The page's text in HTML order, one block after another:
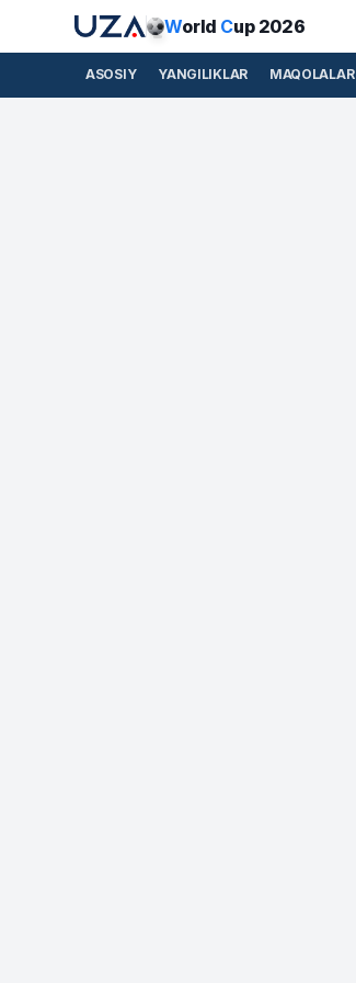
World Cup 2026
ASOSIY YANGILIKLAR MAQOLALAR